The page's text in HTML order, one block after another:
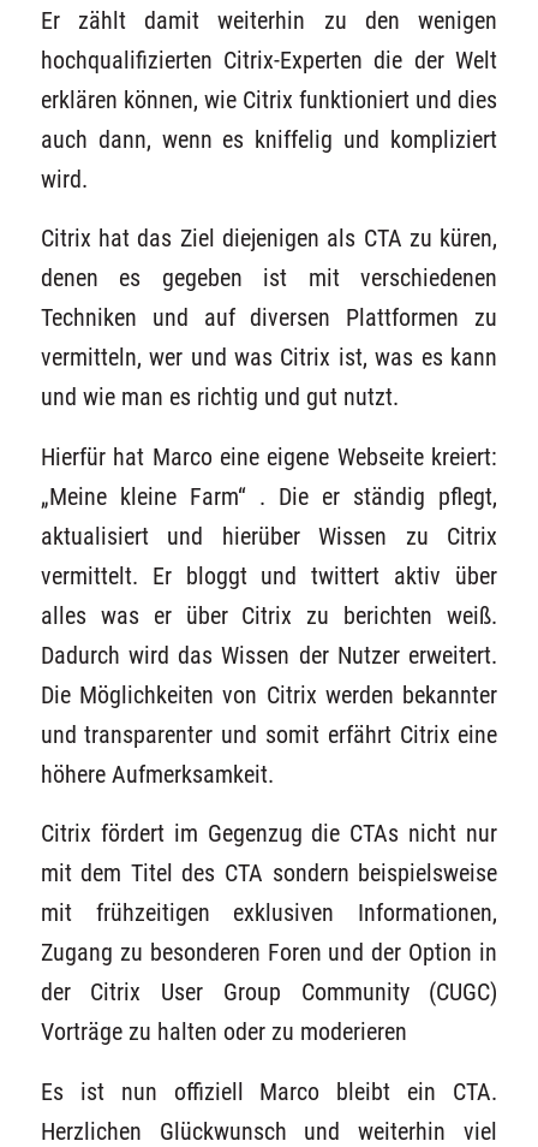
Er zählt damit weiterhin zu den wenigen
hochqualifizierten Citrix-Experten die der Welt
erklären können, wie Citrix funktioniert und dies
auch dann, wenn es kniffelig und kompliziert
wird.
Citrix hat das Ziel diejenigen als CTA zu küren,
denen es gegeben ist mit verschiedenen
Techniken und auf diversen Plattformen zu
vermitteln, wer und was Citrix ist, was es kann
und wie man es richtig und gut nutzt.
Hierfür hat Marco eine eigene Webseite kreiert:
„Meine kleine Farm“ . Die er ständig pflegt,
aktualisiert und hierüber Wissen zu Citrix
vermittelt. Er bloggt und twittert aktiv über
alles was er über Citrix zu berichten weiß.
Dadurch wird das Wissen der Nutzer erweitert.
Die Möglichkeiten von Citrix werden bekannter
und transparenter und somit erfährt Citrix eine
höhere Aufmerksamkeit.
Citrix fördert im Gegenzug die CTAs nicht nur
mit dem Titel des CTA sondern beispielsweise
mit frühzeitigen exklusiven Informationen,
Zugang zu besonderen Foren und der Option in
der Citrix User Group Community (CUGC)
Vorträge zu halten oder zu moderieren
Es ist nun offiziell Marco bleibt ein CTA.
Herzlichen Glückwunsch und weiterhin viel